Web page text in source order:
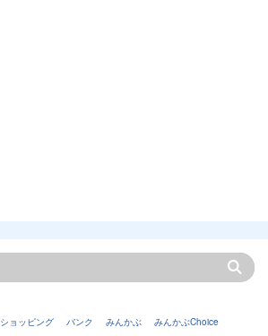
ショッピング バンク みんかぶ みんかぶChoice